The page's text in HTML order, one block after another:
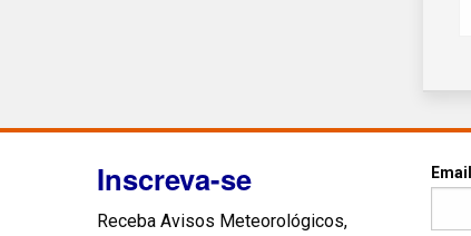
Inscreva-se
Receba Avisos Meteorológicos,
Email